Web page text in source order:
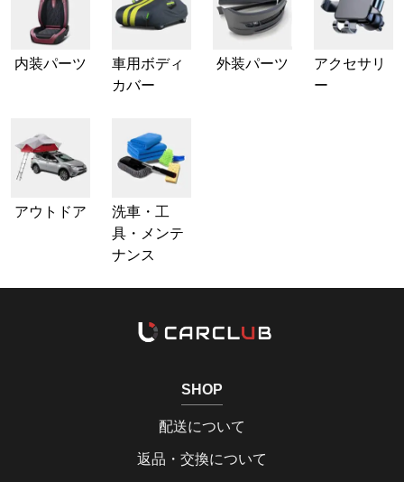
内装パーツ
車用ボディ
カバー
外装パーツ
アクセサリ
ー
アウトドア
洗車・工
具・メンテ
ナンス
SHOP
配送について
返品・交換について